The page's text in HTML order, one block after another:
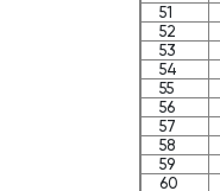
51
52
53
54
55
56
57
58
59
60